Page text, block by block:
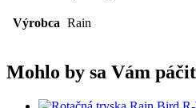
Výrobca Rain
Mohlo by sa Vám